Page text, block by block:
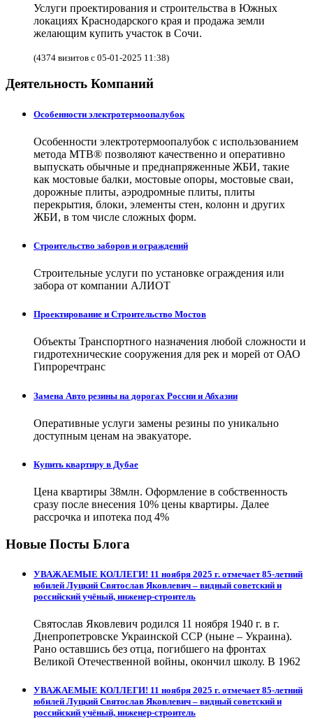
Услуги проектирования и строительства в Южных
локациях Краснодарского края и продажа земли
желающим купить участок в Сочи.
(4374 визитов с 05-01-2025 11:38)
Деятельность Компаний
Особенности электротермоопалубок
Особенности электротермоопалубок с использованием
метода МТВ® позволяют качественно и оперативно
выпускать обычные и преднапряженные ЖБИ, такие
как мостовые балки, мостовые опоры, мостовые сваи,
дорожные плиты, аэродромные плиты, плиты
перекрытия, блоки, элементы стен, колонн и других
ЖБИ, в том числе сложных форм.
Строительство заборов и ограждений
Строительные услуги по установке ограждения или
забора от компании АЛИОТ
Проектирование и Строительство Мостов
Объекты Транспортного назначения любой сложности и
гидротехнические сооружения для рек и морей от ОАО
Гипроречтранс
Замена Авто резины на дорогах России и Абхазии
Оперативные услуги замены резины по уникально
доступным ценам на эвакуаторе.
Купить квартиру в Дубае
Цена квартиры 38млн. Оформление в собственность
сразу после внесения 10% цены квартиры. Далее
рассрочка и ипотека под 4%
Новые Посты Блога
УВАЖАЕМЫЕ КОЛЛЕГИ! 11 ноября 2025 г. отмечает 85-летний
юбилей Луцкий Святослав Яковлевич – видный советский и
российский учёный, инженер-строитель
Святослав Яковлевич родился 11 ноября 1940 г. в г.
Днепропетровске Украинской ССР (ныне – Украина).
Рано оставшись без отца, погибшего на фронтах
Великой Отечественной войны, окончил школу. В 1962
УВАЖАЕМЫЕ КОЛЛЕГИ! 11 ноября 2025 г. отмечает 85-летний
юбилей Луцкий Святослав Яковлевич – видный советский и
российский учёный, инженер-строитель